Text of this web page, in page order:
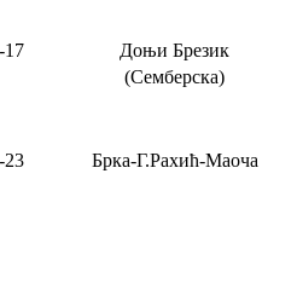
17
Доњи Брезик
(Семберска)
23 Брка-Г.Рахић-Маоча